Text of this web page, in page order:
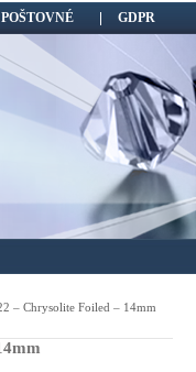
POŠTOVNÉ GDPR
– Chrysolite Foiled – 14mm